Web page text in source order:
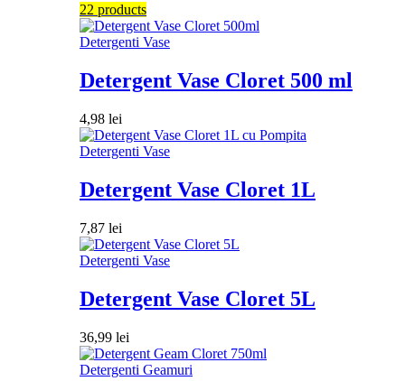
22 products
Detergenti Vase
Detergent Vase Cloret 500 ml
4,98 lei
Detergenti Vase
Detergent Vase Cloret 1L
7,87 lei
Detergenti Vase
Detergent Vase Cloret 5L
36,99 lei
Detergenti Geamuri